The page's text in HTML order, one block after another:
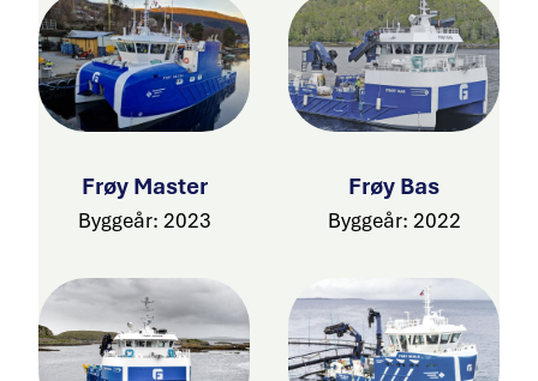
Frøy Master
Byggeår: 2023
Frøy Bas
Byggeår: 2022